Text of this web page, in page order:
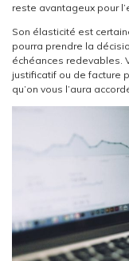
reste avantageux pour
Son élasticité est
pourra prendre la
échéances redevables.
justificatif ou de facture
qu’on vous l’aura